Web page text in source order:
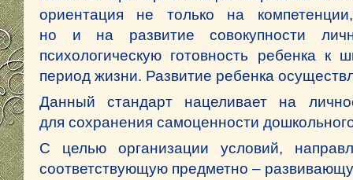
ориентация не только на
но и на развитие совокупности
психологическую готовность ребенка
период жизни. Развитие ребенка
Данный стандарт нацеливает на
для сохранения самоценности
С целью организации условий,
соответствующую предметно –